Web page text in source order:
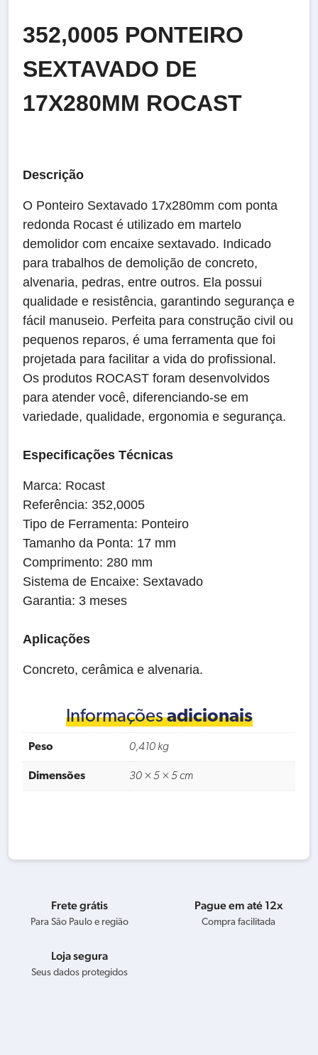
352,0005 PONTEIRO
SEXTAVADO DE
17X280MM ROCAST
Descrição
O Ponteiro Sextavado 17x280mm com ponta
redonda Rocast é utilizado em martelo
demolidor com encaixe sextavado. Indicado
para trabalhos de demolição de concreto,
alvenaria, pedras, entre outros. Ela possui
qualidade e resistência, garantindo segurança e
fácil manuseio. Perfeita para construção civil ou
pequenos reparos, é uma ferramenta que foi
projetada para facilitar a vida do profissional.
Os produtos ROCAST foram desenvolvidos
para atender você, diferenciando-se em
variedade, qualidade, ergonomia e segurança.
Especificações Técnicas
Marca: Rocast
Referência: 352,0005
Tipo de Ferramenta: Ponteiro
Tamanho da Ponta: 17 mm
Comprimento: 280 mm
Sistema de Encaixe: Sextavado
Garantia: 3 meses
Aplicações
Concreto, cerâmica e alvenaria.
Informaçõesadicionais
Peso 0,410 kg
Dimensões 30 × 5 × 5 cm
Frete grátis
Para São Paulo e região
Pague em até 12x
Compra facilitada
Loja segura
Seus dados protegidos